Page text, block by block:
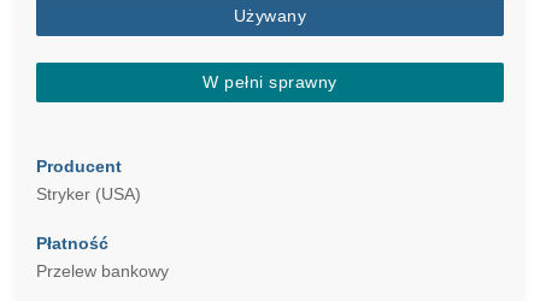
Używany
W pełni sprawny
Producent
Stryker (USA)
Płatność
Przelew bankowy